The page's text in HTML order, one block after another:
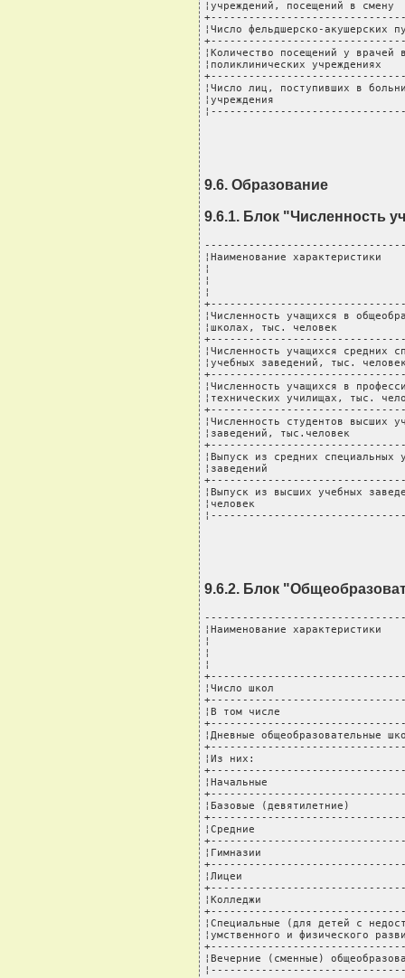
¦учреждений, посещений
¦Число фельдшерско-
¦Количество посещений у
¦поликлинических
¦Число лиц, поступивших в
¦учреждения
9.6. Образование
9.6.1. Блок "Численность
¦Наименование
¦
¦
¦
¦Численность учащихся в
¦школах, тыс. человек
¦Численность учащихся
¦учебных заведений, тыс.
¦Численность учащихся в
¦технических училищах,
¦Численность студентов
¦заведений,
¦Выпуск из средних
¦заведений
¦Выпуск из высших учебных
¦человек
9.6.2. Блок
¦Наименование
¦
¦
¦
¦Число школ
¦В том числе
¦Дневные
¦Из них:
¦Начальные
¦Базовые (девятилетние)
¦Средние
¦Гимназии
¦Лицеи
¦Колледжи
¦Специальные (для детей с
¦умственного и
¦Вечерние (сменные)